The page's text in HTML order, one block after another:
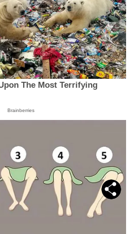
The Most Terrifying
Brainberries